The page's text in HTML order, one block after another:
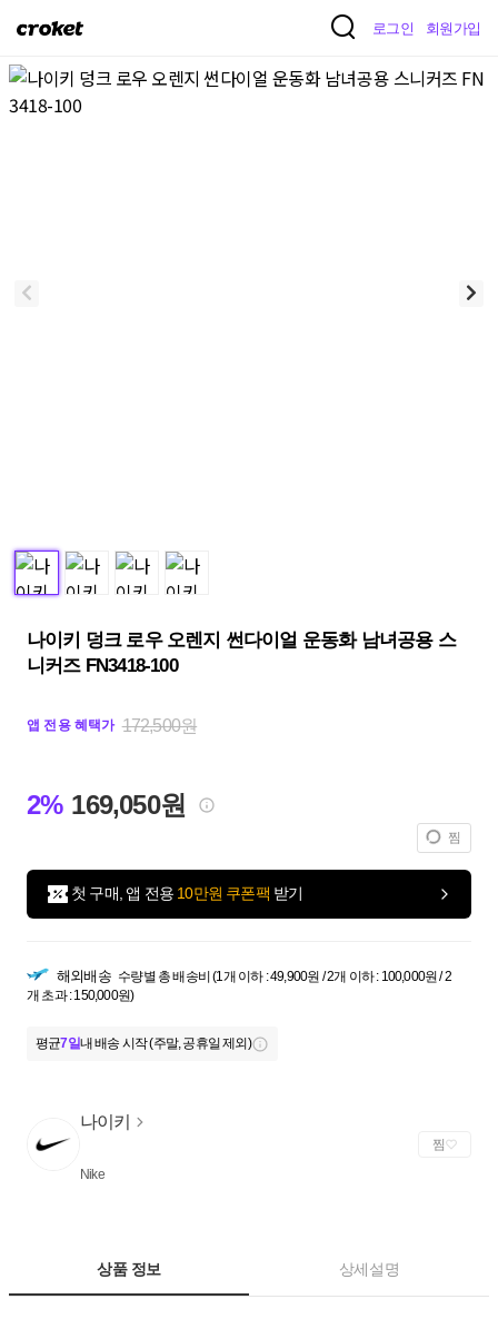
크
켓
로그인 회원가입
나이키 덩크 로우 오렌지 썬다이얼 운동화 남녀공용 스
니커즈 FN3418-100
앱 전용 혜택가 172,500원
2% 169,050원
찜
첫 구매, 앱 전용 10만원 쿠폰팩 받기
해외배송 수량별 총 배송비 (1개 이하 : 49,900원 / 2개 이하 : 100,000원 / 2
개 초과 : 150,000원)
평균7일내 배송 시작 (주말, 공휴일 제외)
나이키
Nike
찜
상품 정보 상세설명